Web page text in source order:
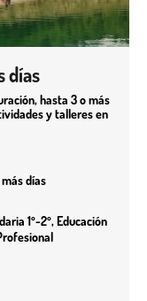
días
hasta 3 o más
y talleres en
días
1º-2º, Educación